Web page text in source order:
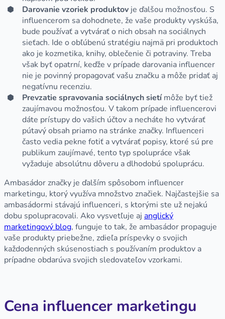
Darovanie vzoriek produktov je ďalšou možnosťou. S
influencerom sa dohodnete, že vaše produkty vyskúša,
bude používať a vytvárať o nich obsah na sociálnych
sieťach. Ide o obľúbenú stratégiu najmä pri produktoch
ako je kozmetika, knihy, oblečenie či potraviny. Treba
však byť opatrní, keďže v prípade darovania influencer
nie je povinný propagovať vašu značku a môže pridať aj
negatívnu recenziu.
Prevzatie spravovania sociálnych sietímôže byť tiež
zaujímavou možnosťou. V takom prípade influencerovi
dáte prístupy do vašich účtov a necháte ho vytvárať
pútavý obsah priamo na stránke značky. Influenceri
často vedia pekne fotiť a vytvárať popisy, ktoré sú pre
publikum zaujímavé, tento typ spolupráce však
vyžaduje absolútnu dôveru a dlhodobú spoluprácu.
Ambasádor značky je ďalším spôsobom influencer
marketingu, ktorý využíva množstvo značiek. Najčastejšie sa
ambasádormi stávajú influenceri, s ktorými ste už nejakú
dobu spolupracovali. Ako vysvetľuje aj anglický
marketingový blog, funguje to tak, že ambasádor propaguje
vaše produkty priebežne, zdieľa príspevky o svojich
každodenných skúsenostiach s používaním produktov a
prípadne obdarúva svojich sledovateľov vzorkami.
Cena influencer marketingu